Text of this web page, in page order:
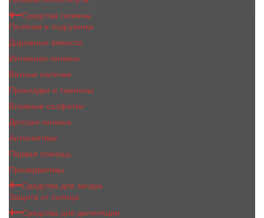
Средства гигиены
Пелёнки и подгузники
Дорожные ёмкости
Интимная гигиена
Ватные палочки
Прокладки и тампоны
Влажные салфетки
Детская гигиена
Антисептики
Первая помощь
Презервативы
Средства для загара
Защита от солнца
Средства для депиляции